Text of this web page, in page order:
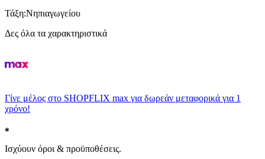
Τάξη:Νηπιαγωγείου
Δες όλα τα χαρακτηριστικά
Γίνε μέλος στο SHOPFLIX max για δωρεάν μεταφορικά για 1
χρόνο!
Ισχύουν όροι & προϋποθέσεις.